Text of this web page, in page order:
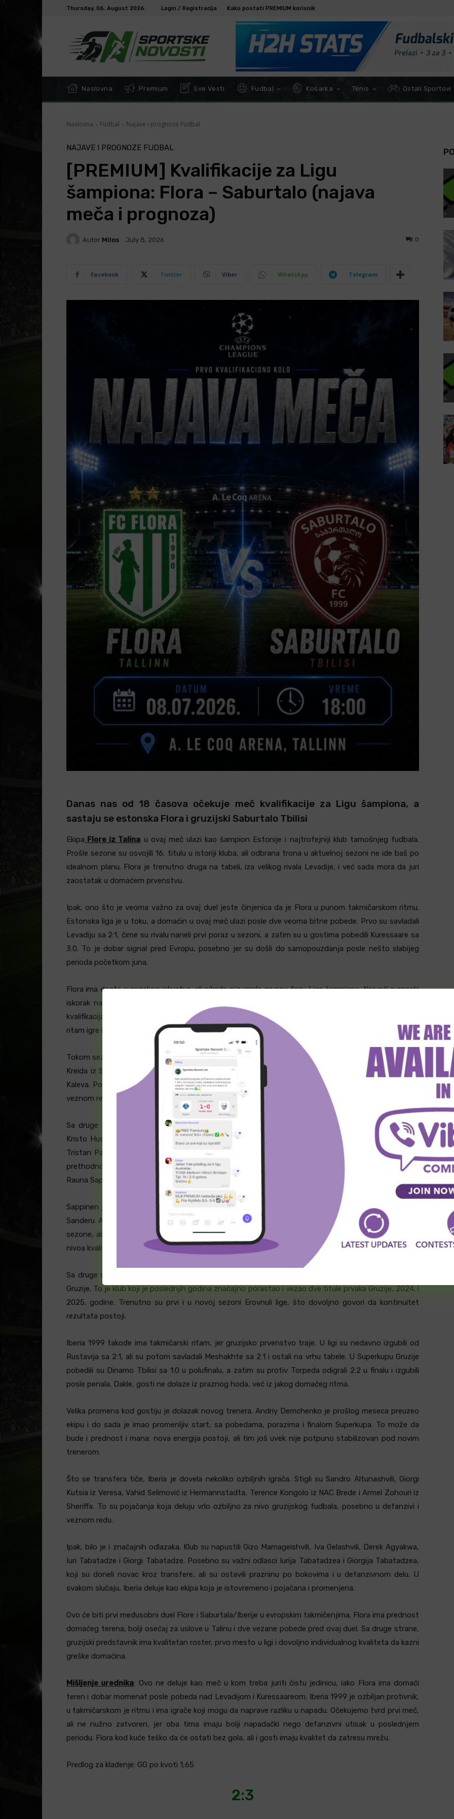
Thursday, 06. August 2026. Login / Registracija Kako postati PREMIUM korisnik
Naslovna Premium Sve Vesti Fudbal Košarka Tenis Ostali Sportovi
Naslovna Fudbal Najave i prognoze Fudbal
NAJAVE I PROGNOZE FUDBAL
[PREMIUM] Kvalifikacije za Ligu
šampiona: Flora – Saburtalo (najava
meča i prognoza)
Autor Milos July 8, 2026 0
Facebook Twitter Viber WhatsApp Telegram
Danas nas od 18 časova očekuje meč kvalifikacije za Ligu šampiona, a
sastaju se estonska Flora i gruzijski Saburtalo Tbilisi
Ekipa Flore iz Talinau ovaj meč ulazi kao šampion Estonije i najtrofejniji klub tamošnjeg fudbala.
Prošle sezone su osvojili 16. titulu u istoriji kluba, ali odbrana trona u aktuelnoj sezoni ne ide baš po
idealnom planu. Flora je trenutno druga na tabeli, iza velikog rivala Levadije, i već sada mora da juri
zaostatak u domaćem prvenstvu.
Ipak, ono što je veoma važno za ovaj duel jeste činjenica da je Flora u punom takmičarskom ritmu.
Estonska liga je u toku, a domaćin u ovaj meč ulazi posle dve veoma bitne pobede. Prvo su savladali
Levadiju sa 2:1, čime su rivalu naneli prvi poraz u sezoni, a zatim su u gostima pobedili Kuressaare sa
3:0. To je dobar signal pred Evropu, posebno jer su došli do samopouzdanja posle nešto slabijeg
perioda početkom juna.
Flora ima dosta evropskog iskustva, ali nikada nije igrala grupnu fazu Lige šampiona. Najveći evropski
iskorak napravili su pre nekoliko sezona, kada su stigli do grupne faze Lige konferencija. Ipak, u
kvalifikacijama umeju da budu nezgodni, posebno kod kuće, gde im mnogo znači veštačka podloga,
ritam igre i poznati uslovi.
Tokom sezone Flora je imala nekoliko važnih promena u timu. Stigli su Taaniel Usta iz Kaleva, Vladislav
Kreida iz Sigme Olomouc, Ilja Antonov iz Kuressaarea, Matvei Jekimov iz FC Tallinna i Airon Kollo iz
Kaleva. Posebno su značajni povratak Kreide i dolazak Antonova, jer donose iskustvo i stabilnost u
veznom redu.
Sa druge strane, bilo je i odlazaka koji nisu za potcenjivanje. Erko Tougjas je otišao u Halmstad,
Kristo Hussar i Markus Poom su prešli u Trenčin, Nikita Mihhailov je otišao u Zemplin Michalovce, a
Tristan Pajo u Pärnu Vaprus. Tougjas, Hussar i Poom su najvažniji gubici, jer su to igrači koji su u
prethodnom periodu imali ozbiljnu ulogu u ekipi. Ipak, Flora je zadržala glavni napadački oslonac —
Rauna Sappinena, koji je i dalje prvo ime ovog tima.
Sappinen je najbolji strelac Flore u aktuelnoj sezoni, dok podršku u ofanzivi ima u Sergeiju Zenjovu,
Sanderu Alamai, Tonyju Varjundu i Danilu Kuraksinu. Flora možda nije najstabilnija defanzivno ove
sezone, ali napadački ima dovoljno kvaliteta da kod kuće napravi problem svakom protivniku iz ovog
nivoa kvalifikacija.
Sa druge strane,
Gruzije. To je klub koji je poslednjih godina značajno porastao i vezao dve titule prvaka Gruzije, 2024. i
2025. godine. Trenutno su prvi i u novoj sezoni Erovnuli lige, što dovoljno govori da kontinuitet
rezultata postoji.
Iberia 1999 takođe ima takmičarski ritam, jer gruzijsko prvenstvo traje. U ligi su nedavno izgubili od
Rustavija sa 2:1, ali su potom savladali Meshakhte sa 2:1 i ostali na vrhu tabele. U Superkupu Gruzije
pobedili su Dinamo Tbilisi sa 1:0 u polufinalu, a zatim su protiv Torpeda odigrali 2:2 u finalu i izgubili
posle penala. Dakle, gosti ne dolaze iz praznog hoda, već iz jakog domaćeg ritma.
Velika promena kod gostiju je dolazak novog trenera. Andriy Demchenko je prošlog meseca preuzeo
ekipu i do sada je imao promenljiv start, sa pobedama, porazima i finalom Superkupa. To može da
bude i prednost i mana: nova energija postoji, ali tim još uvek nije potpuno stabilizovan pod novim
trenerom.
Što se transfera tiče, Iberia je dovela nekoliko ozbiljnih igrača. Stigli su Sandro Altunashvili, Giorgi
Kutsia iz Veresa, Vahid Selimović iz Hermannstadta, Terence Kongolo iz NAC Brede i Armel Zohouri iz
Sheriffa. To su pojačanja koja deluju vrlo ozbiljno za nivo gruzijskog fudbala, posebno u defanzivi i
veznom redu.
Ipak, bilo je i značajnih odlazaka. Klub su napustili Gizo Mamageishvili, Iva Gelashvili, Derek Agyakwa,
Iuri Tabatadze i Giorgi Tabatadze. Posebno su važni odlasci Iurija Tabatadzea i Giorgija Tabatadzea,
koji su doneli novac kroz transfere, ali su ostavili prazninu po bokovima i u defanzivnom delu. U
svakom slučaju, Iberia deluje kao ekipa koja je istovremeno i pojačana i promenjena.
Ovo će biti prvi međusobni duel Flore i Saburtala/Iberije u evropskim takmičenjima. Flora ima prednost
domaćeg terena, bolji osećaj za uslove u Talinu i dve vezane pobede pred ovaj duel. Sa druge strane,
gruzijski predstavnik ima kvalitetan roster, prvo mesto u ligi i dovoljno individualnog kvaliteta da kazni
greške domaćina.
Mišljenje urednika: Ovo ne deluje kao meč u kom treba juriti čistu jedinicu, iako Flora ima domaći
teren i dobar momenat posle pobeda nad Levadijom i Kuressaareom. Iberia 1999 je ozbiljan protivnik,
u takmičarskom je ritmu i ima igrače koji mogu da naprave razliku u napadu. Očekujemo tvrd prvi meč,
ali ne nužno zatvoren, jer oba tima imaju bolji napadački nego defanzivni utisak u poslednjem
periodu. Flora kod kuće teško da će ostati bez gola, ali i gosti imaju kvalitet da zatresu mrežu.
Predlog za klađenje: GG po kvoti 1,65
2:3